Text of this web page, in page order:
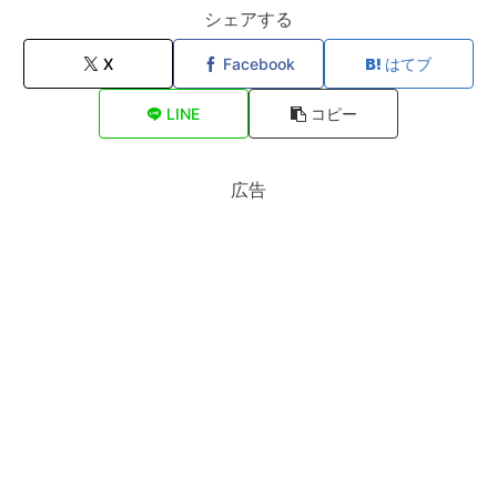
シェアする
X Facebook はてブ
LINE コピー
広告